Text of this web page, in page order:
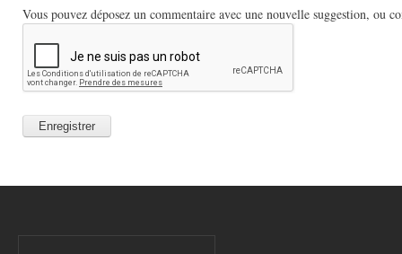
Vous pouvez déposez un commentaire avec une nouvelle suggestion, ou